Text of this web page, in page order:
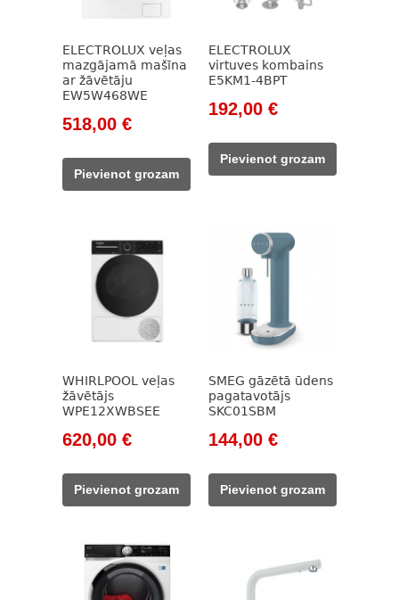
ELECTROLUX veļas
mazgājamā mašīna
ar žāvētāju
EW5W468WE
Original
was:
746,00 €.
518,00 €Current
518,00 €.
Pievienot grozam
ELECTROLUX
virtuves kombains
E5KM1-4BPT
Original
was:
415,00 €.
192,00 €Current
192,00 €.
Pievienot grozam
WHIRLPOOL veļas
žāvētājs
WPE12XWBSEE
Original
was:
755,00 €.
620,00 €Current
620,00 €.
Pievienot grozam
SMEG gāzētā ūdens
pagatavotājs
SKC01SBM
Original
was:
164,00 €.
144,00 €Current
144,00 €.
Pievienot grozam